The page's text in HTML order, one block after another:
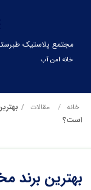
مجتمع پلاستیک
خانه امن آب
خانه مقالات
است؟
بهترین برند